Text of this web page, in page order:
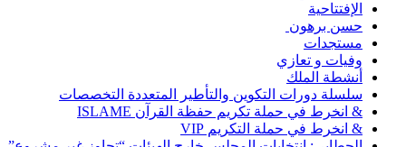
الإفتتاحية
حسن برهون
مستجدات
وفيات و تعازي
أنشطة الملك
سلسلة دورات التكوين والتأطير المتعددة التخصصات
& انخرط في حملة تكريم حفظة القرآن ISLAME
& انخرط في حملة التكريم VIP